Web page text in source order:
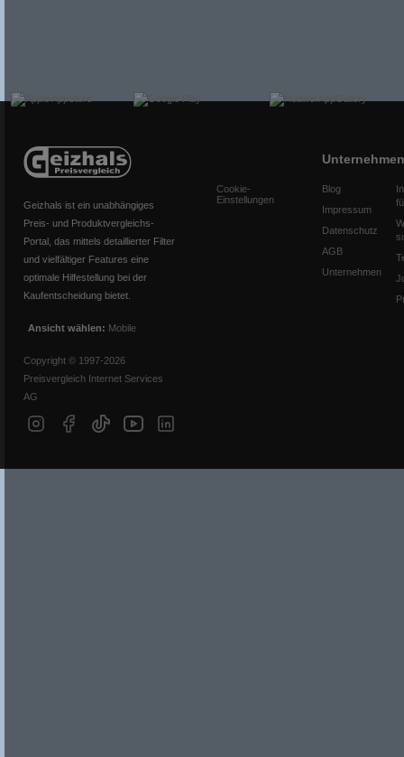
Geizhals ist ein unabhängiges
Preis- und Produktvergleichs-
Portal, das mittels detaillierter Filter
und vielfältiger Features eine
optimale Hilfestellung bei der
Kaufentscheidung bietet.
Ansicht wählen: Mobile
Copyright © 1997-2026
Preisvergleich Internet Services
AG
Cookie-
Einstellungen
Unternehmen
Blog
Impressum
Datenschutz
AGB
Unternehmen